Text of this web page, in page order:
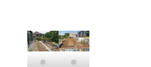
©
©